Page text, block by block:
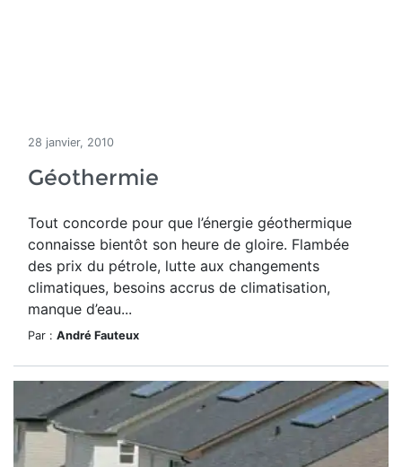
28 janvier, 2010
Géothermie
Tout concorde pour que l’énergie géothermique
connaisse bientôt son heure de gloire. Flambée
des prix du pétrole, lutte aux changements
climatiques, besoins accrus de climatisation,
manque d’eau...
Par : André Fauteux